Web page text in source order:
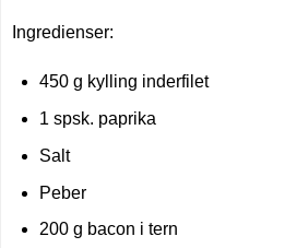
Ingredienser:
450 g kylling inderfilet
1 spsk. paprika
Salt
Peber
200 g bacon i tern